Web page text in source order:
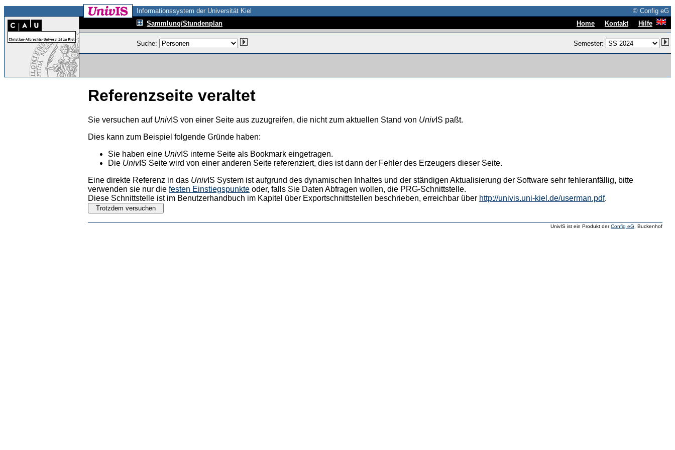
Informationssystem der Universität Kiel
© Config eG
Sammlung/Stundenplan
Home Kontakt Hilfe
Suche: Semester:
Referenzseite veraltet
Sie versuchen auf UnivIS von einer Seite aus zuzugreifen, die nicht zum aktuellen Stand von UnivIS paßt.
Dies kann zum Beispiel folgende Gründe haben:
Sie haben eine UnivIS interne Seite als Bookmark eingetragen.
Die UnivIS Seite wird von einer anderen Seite referenziert, dies ist dann der Fehler des Erzeugers dieser Seite.
Eine direkte Referenz in das UnivIS System ist aufgrund des dynamischen Inhaltes und der ständigen Aktualisierung der Software sehr fehleranfällig, bitte
verwenden sie nur die festen Einstiegspunkte oder, falls Sie Daten Abfragen wollen, die PRG-Schnittstelle.
Diese Schnittstelle ist im Benutzerhandbuch im Kapitel über Exportschnittstellen beschrieben, erreichbar über http://univis.uni-kiel.de/userman.pdf.
UnivIS ist ein Produkt derConfig eG , Buckenhof